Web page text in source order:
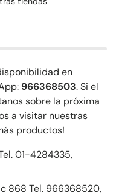
en
966368503. Si el
sobre la próxima
a visitar nuestras
productos!
01-4284335,
868 Tel. 966368520,